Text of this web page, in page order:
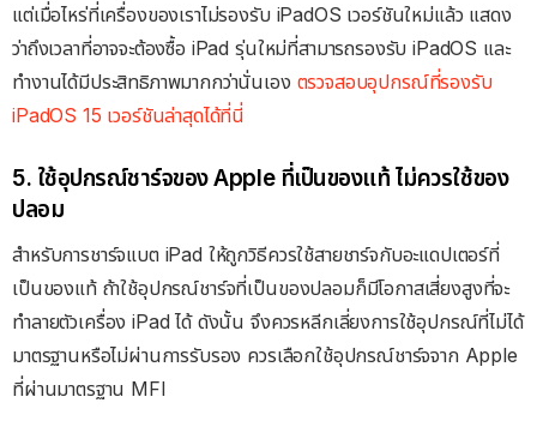
แต่เมื่อไหร่ที่เครื่องของเราไม่รองรับ iPadOS เวอร์ชันใหม่แล้ว แสดง
ว่าถึงเวลาที่อาจจะต้องซื้อ iPad รุ่นใหม่ที่สามารถรองรับ iPadOS และ
ทำงานได้มีประสิทธิภาพมากกว่านั่นเอง ตรวจสอบอุปกรณ์ที่รองรับ
iPadOS 15 เวอร์ชันล่าสุดได้ที่นี่
5. ใช้อุปกรณ์ชาร์จของ Apple ที่เป็นของแท้ ไม่ควรใช้ของ
ปลอม
สำหรับการชาร์จแบต iPad ให้ถูกวิธีควรใช้สายชาร์จกับอะแดปเตอร์ที่
เป็นของแท้ ถ้าใช้อุปกรณ์ชาร์จที่เป็นของปลอมก็มีโอกาสเสี่ยงสูงที่จะ
ทำลายตัวเครื่อง iPad ได้ ดังนั้น จึงควรหลีกเลี่ยงการใช้อุปกรณ์ที่ไม่ได้
มาตรฐานหรือไม่ผ่านการรับรอง ควรเลือกใช้อุปกรณ์ชาร์จจาก Apple
ที่ผ่านมาตรฐาน MFI